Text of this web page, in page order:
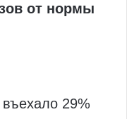
от нормы
29%